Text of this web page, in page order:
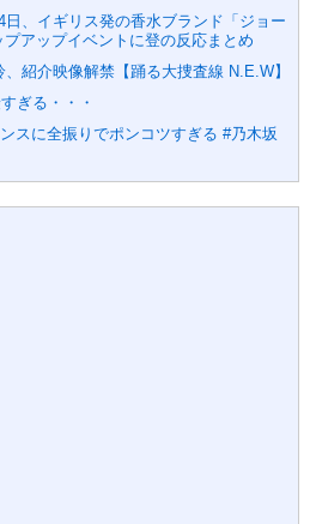
、イギリス発の香水ブランド「ジョー
アップイベントに登の反応まとめ
紹介映像解禁【踊る大捜査線 N.E.W】
ぎる・・・
スに全振りでポンコツすぎる #乃木坂